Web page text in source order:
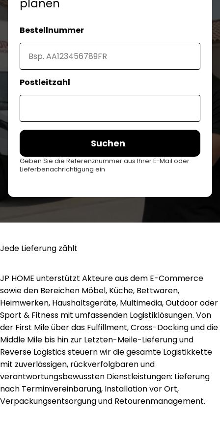
planen
Bestellnummer
Postleitzahl
Suchen
Geben Sie die Referenznummer aus Ihrer E-Mail oder
Lieferbenachrichtigung ein
Jede Lieferung zählt
JP HOME unterstützt Akteure aus dem E-Commerce
sowie den Bereichen Möbel, Küche, Bettwaren,
Heimwerken, Haushaltsgeräte, Multimedia, Outdoor oder
Sport & Fitness mit umfassenden Logistiklösungen. Von
der First Mile über das Fulfillment, Cross-Docking und die
Middle Mile bis hin zur Letzten-Meile-Lieferung und
Reverse Logistics steuern wir die gesamte Logistikkette
mit zuverlässigen, rückverfolgbaren und
verantwortungsbewussten Dienstleistungen: Lieferung
nach Terminvereinbarung, Installation vor Ort,
Verpackungsentsorgung und Retourenmanagement.